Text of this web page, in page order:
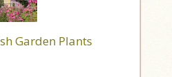
Garden Plants